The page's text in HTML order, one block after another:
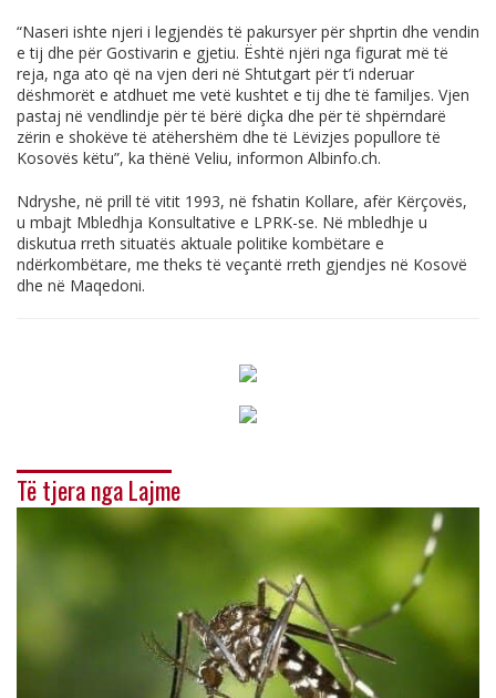
“Naseri ishte njeri i legjendës të pakursyer për shprtin dhe vendin
e tij dhe për Gostivarin e gjetiu. Është njëri nga figurat më të
reja, nga ato që na vjen deri në Shtutgart për t’i nderuar
dëshmorët e atdhuet me vetë kushtet e tij dhe të familjes. Vjen
pastaj në vendlindje për të bërë diçka dhe për të shpërndarë
zërin e shokëve të atëhershëm dhe të Lëvizjes popullore të
Kosovës këtu”, ka thënë Veliu, informon Albinfo.ch.
Ndryshe, në prill të vitit 1993, në fshatin Kollare, afër Kërçovës,
u mbajt Mbledhja Konsultative e LPRK-se. Në mbledhje u
diskutua rreth situatës aktuale politike kombëtare e
ndërkombëtare, me theks të veçantë rreth gjendjes në Kosovë
dhe në Maqedoni.
Të tjera nga Lajme